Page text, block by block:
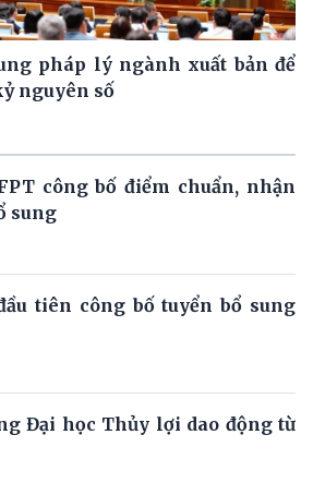
pháp lý ngành xuất bản để
nguyên số
công bố điểm chuẩn, nhận
sung
tiên công bố tuyển bổ sung
Đại học Thủy lợi dao động từ